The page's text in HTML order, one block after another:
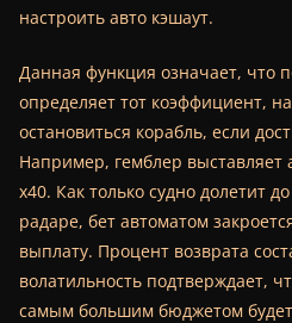
настроить авто кэшаут.
Данная функция означает, что
определяет тот коэффициент,
остановиться корабль, если
Например, гемблер выставляет
х40. Как только судно долетит
радаре, бет автоматом
выплату. Процент возврата
волатильность подтверждает,
самым большим бюджетом